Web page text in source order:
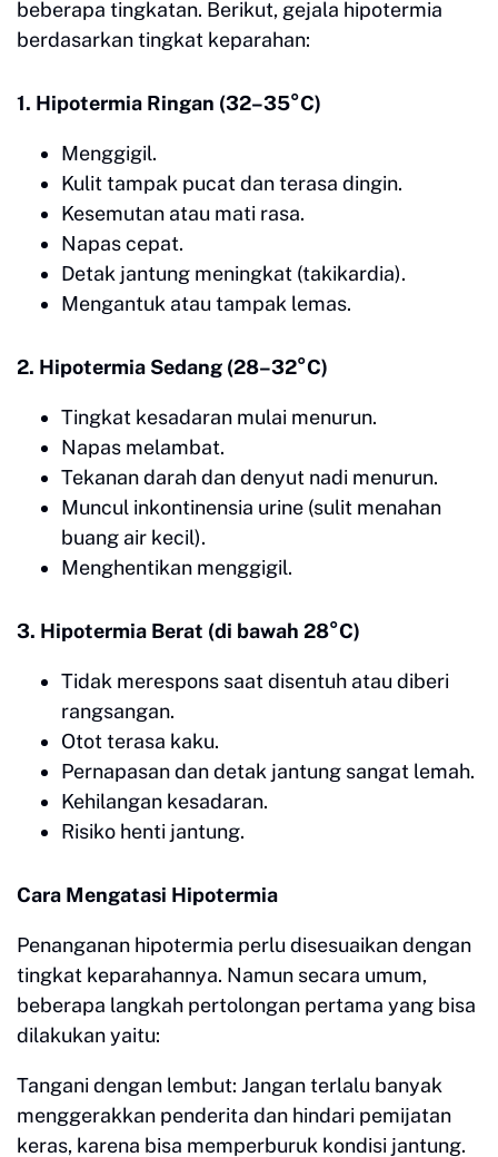
beberapa tingkatan. Berikut, gejala hipotermia
berdasarkan tingkat keparahan:
1. Hipotermia Ringan (32–35°C)
Menggigil.
Kulit tampak pucat dan terasa dingin.
Kesemutan atau mati rasa.
Napas cepat.
Detak jantung meningkat (takikardia).
Mengantuk atau tampak lemas.
2. Hipotermia Sedang (28–32°C)
Tingkat kesadaran mulai menurun.
Napas melambat.
Tekanan darah dan denyut nadi menurun.
Muncul inkontinensia urine (sulit menahan
buang air kecil).
Menghentikan menggigil.
3. Hipotermia Berat (di bawah 28°C)
Tidak merespons saat disentuh atau diberi
rangsangan.
Otot terasa kaku.
Pernapasan dan detak jantung sangat lemah.
Kehilangan kesadaran.
Risiko henti jantung.
Cara Mengatasi Hipotermia
Penanganan hipotermia perlu disesuaikan dengan
tingkat keparahannya. Namun secara umum,
beberapa langkah pertolongan pertama yang bisa
dilakukan yaitu:
Tangani dengan lembut: Jangan terlalu banyak
menggerakkan penderita dan hindari pemijatan
keras, karena bisa memperburuk kondisi jantung.